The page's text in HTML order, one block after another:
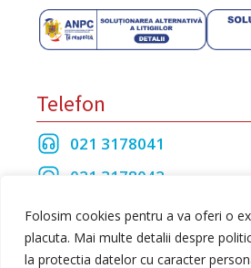
Folosim cookies pentru a va oferi o
placuta. Mai multe detalii despre
la protectia datelor cu caracter
Telefon
021 3178041
021 3178042
021 3175208